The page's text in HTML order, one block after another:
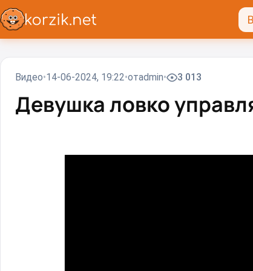
Видео 14-06-2024, 19:22 отadmin 3 013
Девушка ловко